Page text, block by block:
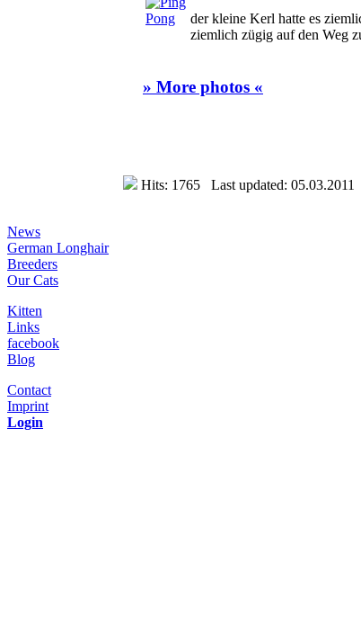
der kleine Kerl hatte es
ziemlich zügig auf den Weg
» More photos «
Hits: 1765 Last updated: 05.03.2011
News
German Longhair
Breeders
Our Cats
Kitten
Links
facebook
Blog
Contact
Imprint
Login